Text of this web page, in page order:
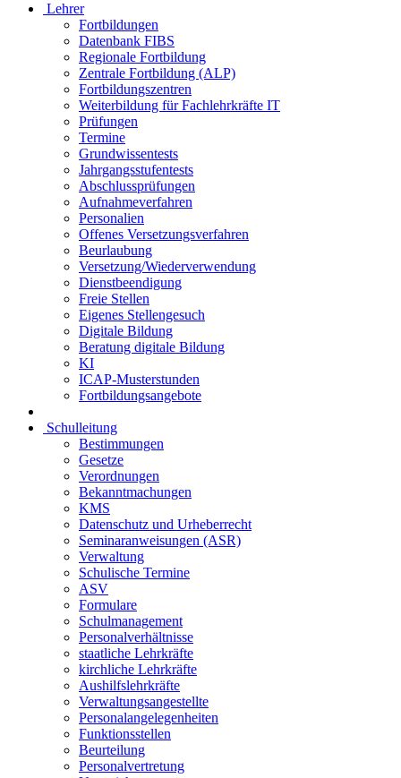
Lehrer
Fortbildungen
Datenbank FIBS
Regionale Fortbildung
Zentrale Fortbildung (ALP)
Fortbildungszentren
Weiterbildung für Fachlehrkräfte IT
Prüfungen
Termine
Grundwissentests
Jahrgangsstufentests
Abschlussprüfungen
Aufnahmeverfahren
Personalien
Offenes Versetzungsverfahren
Beurlaubung
Versetzung/Wiederverwendung
Dienstbeendigung
Freie Stellen
Eigenes Stellengesuch
Digitale Bildung
Beratung digitale Bildung
KI
ICAP-Musterstunden
Fortbildungsangebote
Schulleitung
Bestimmungen
Gesetze
Verordnungen
Bekanntmachungen
KMS
Datenschutz und Urheberrecht
Seminaranweisungen (ASR)
Verwaltung
Schulische Termine
ASV
Formulare
Schulmanagement
Personalverhältnisse
staatliche Lehrkräfte
kirchliche Lehrkräfte
Aushilfslehrkräfte
Verwaltungsangestellte
Personalangelegenheiten
Funktionsstellen
Beurteilung
Personalvertretung